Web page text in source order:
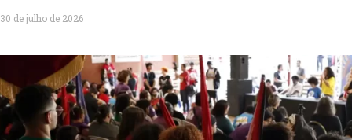
30 de julho de 2026